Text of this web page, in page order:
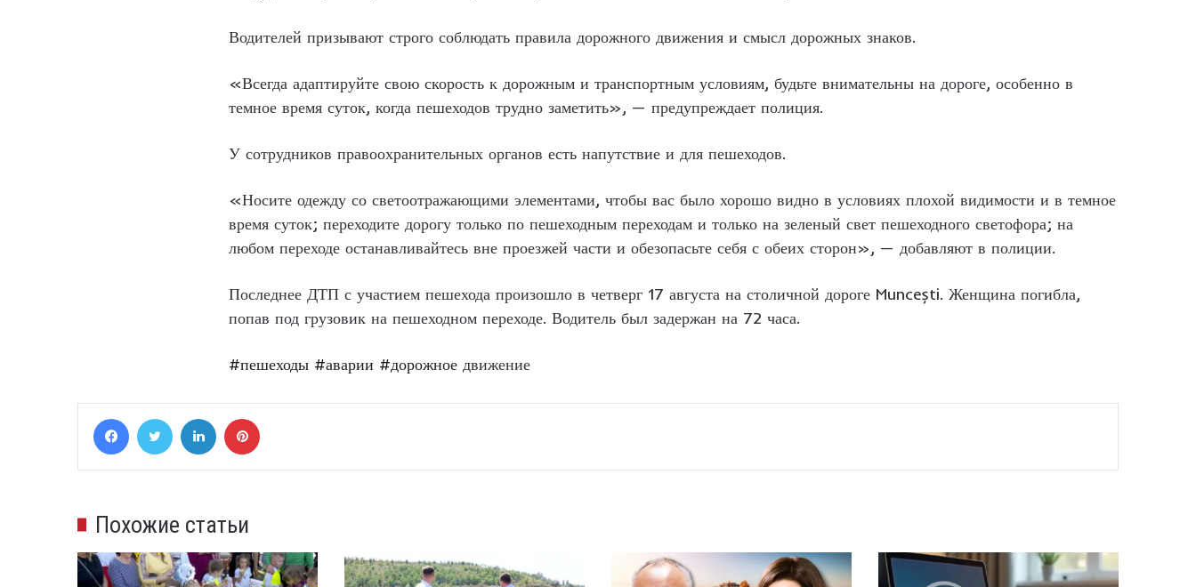
Водителей призывают строго соблюдать правила дорожного движения и смысл дорожных знаков.
«Всегда адаптируйте свою скорость к дорожным и транспортным условиям, будьте внимательны на дороге, особенно в
темное время суток, когда пешеходов трудно заметить», — предупреждает полиция.
У сотрудников правоохранительных органов есть напутствие и для пешеходов.
«Носите одежду со светоотражающими элементами, чтобы вас было хорошо видно в условиях плохой видимости и в темное
время суток; переходите дорогу только по пешеходным переходам и только на зеленый свет пешеходного светофора; на
любом переходе останавливайтесь вне проезжей части и обезопасьте себя с обеих сторон», — добавляют в полиции.
Последнее ДТП с участием пешехода произошло в четверг 17 августа на столичной дороге Muncești. Женщина погибла,
попав под грузовик на пешеходном переходе. Водитель был задержан на 72 часа.
#пешеходы #аварии #дорожное движение
FacebookTwitter LinkedIn
Похожие статьи